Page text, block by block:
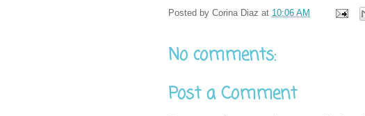
Posted by Corina Diaz at 10:06 AM
No comments:
Post a Comment